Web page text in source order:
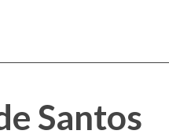
Santos